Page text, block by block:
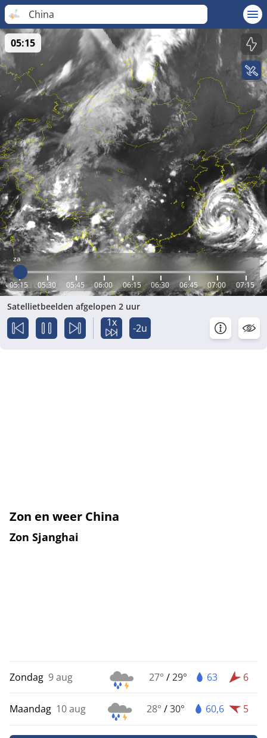
China
za
05:15 05:30 05:45 06:00 06:15 06:30 06:45 07:00 07:15
05:15
Satellietbeelden afgelopen 2 uur
1x -2u
Zon en weer China
Zon Sjanghai
Zondag 9 aug 27° /29° 63 6
Maandag 10 aug 28° /30° 60,6 5